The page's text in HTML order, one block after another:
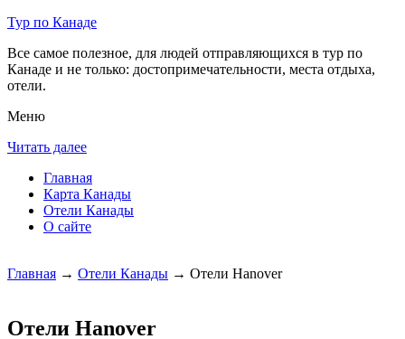
Тур по Канаде
Все самое полезное, для людей отправляющихся в тур по
Канаде и не только: достопримечательности, места отдыха,
отели.
Меню
Читать далее
Главная
Карта Канады
Отели Канады
О сайте
Главная → Отели Канады → Отели Hanover
Отели Hanover